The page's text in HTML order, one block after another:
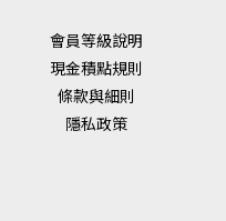
會員等級說明
現金積點規則
條款與細則
隱私政策